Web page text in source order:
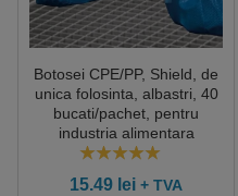
Botosei CPE/PP, Shield, de
unica folosinta, albastri, 40
bucati/pachet, pentru
industria alimentara
15.49 lei + TVA